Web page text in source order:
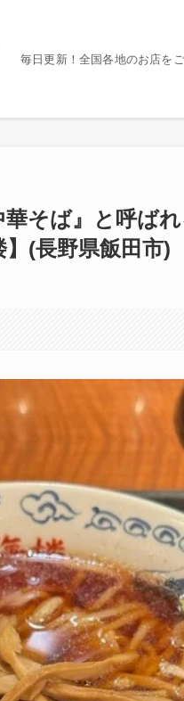
毎日更新！全国各地のお店を
華そば』と呼ば
(長野県飯田市)